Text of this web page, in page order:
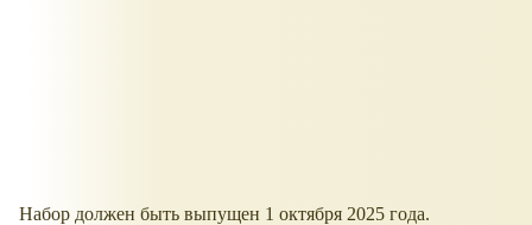
Набор должен быть выпущен 1 октября 2025 года.